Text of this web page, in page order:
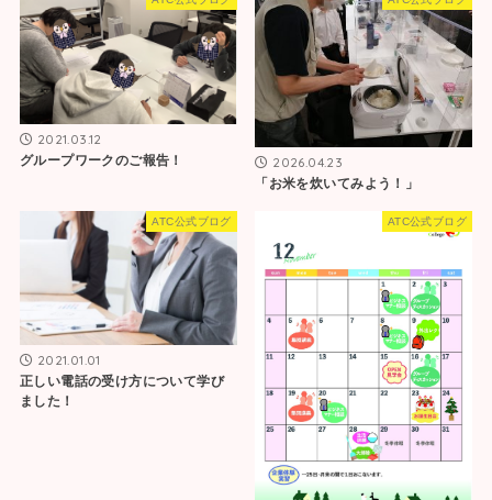
2021.03.12
グループワークのご報告！ 2026.04.23
「お米を炊いてみよう！」
ATC公式ブログ
2021.01.01
正しい電話の受け方について学び
ました！
ATC公式ブログ